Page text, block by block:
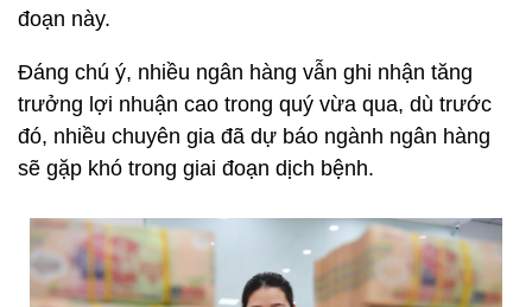
đoạn này.
Đáng chú ý, nhiều ngân hàng vẫn ghi nhận tăng
trưởng lợi nhuận cao trong quý vừa qua, dù trước
đó, nhiều chuyên gia đã dự báo ngành ngân hàng
sẽ gặp khó trong giai đoạn dịch bệnh.